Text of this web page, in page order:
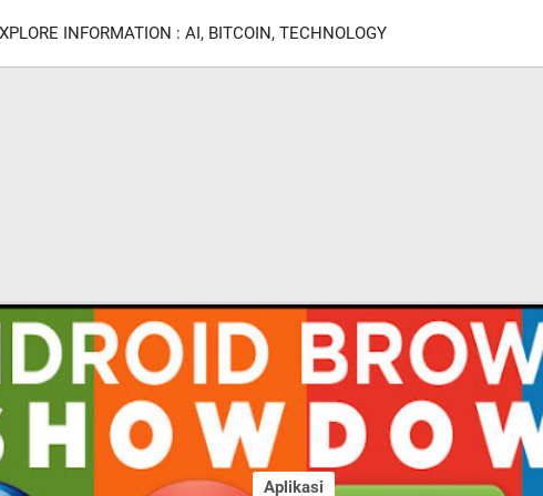
INFORMATION : AI, BITCOIN, TECHNOLOGY
Aplikasi